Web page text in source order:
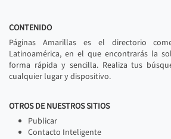
CONTENIDO
Páginas Amarillas es el directorio
Latinoamérica, en el que encontrarás la
forma rápida y sencilla. Realiza tus
cualquier lugar y dispositivo.
OTROS DE NUESTROS SITIOS
Publicar
Contacto Inteligente